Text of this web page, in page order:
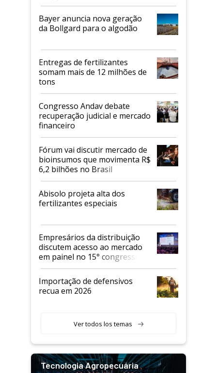
Bayer anuncia nova geração
da Bollgard para o algodão
Entregas de fertilizantes
somam mais de 12 milhões de
tons
Congresso Andav debate
recuperação judicial e mercado
financeiro
Fórum vai discutir mercado de
bioinsumos que movimenta R$
6,2 bilhões no Brasil
Abisolo projeta alta dos
fertilizantes especiais
Empresários da distribuição
discutem acesso ao mercado
em painel no 15° congresso
Andav
Importação de defensivos
recua em 2026
Ver todos los temas
Tecnologia Agropecuária